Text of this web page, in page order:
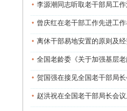
李源潮同志听取老干部局工
曾庆红在老干部工作先进工
离休干部易地安置的原则及
全国老龄委《关于加强基层
贺国强在接见全国老干部局
赵洪祝在全国老干部局长会